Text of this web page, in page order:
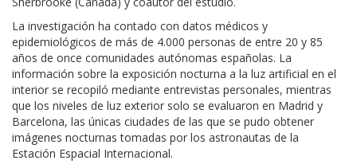
La investigación ha contado con datos médicos y
epidemiológicos de más de 4.000 personas de entre 20 y 85
años de once comunidades autónomas españolas. La
información sobre la exposición nocturna a la luz artificial en el
interior se recopiló mediante entrevistas personales, mientras
que los niveles de luz exterior solo se evaluaron en Madrid y
Barcelona, las únicas ciudades de las que se pudo obtener
imágenes nocturnas tomadas por los astronautas de la
Estación Espacial Internacional.